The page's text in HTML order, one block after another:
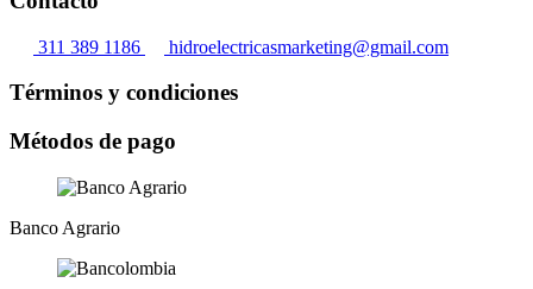
311 389 1186 hidroelectricasmarketing@gmail.com
Términos y condiciones
Métodos de pago
Banco Agrario